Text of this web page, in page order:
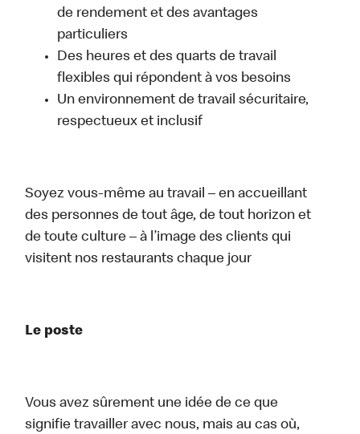
de rendement et des avantages
particuliers
Des heures et des quarts de travail
flexibles qui répondent à vos besoins
Un environnement de travail sécuritaire,
respectueux et inclusif
Soyez vous-même au travail – en accueillant
des personnes de tout âge, de tout horizon et
de toute culture – à l’image des clients qui
visitent nos restaurants chaque jour
Le poste
Vous avez sûrement une idée de ce que
signifie travailler avec nous, mais au cas où,